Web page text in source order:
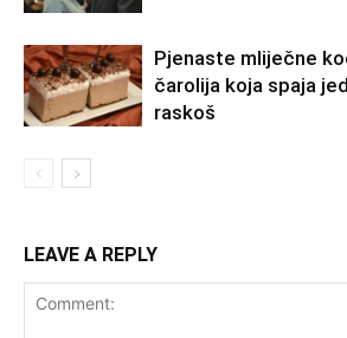
Pjenaste mliječne
čarolija koja spaja
raskoš
LEAVE A REPLY